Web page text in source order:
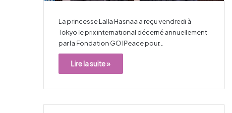
La princesse Lalla Hasnaa a reçu vendredi à
Tokyo le prix international décerné annuellement
par la Fondation GOI Peace pour…
Lire la suite »